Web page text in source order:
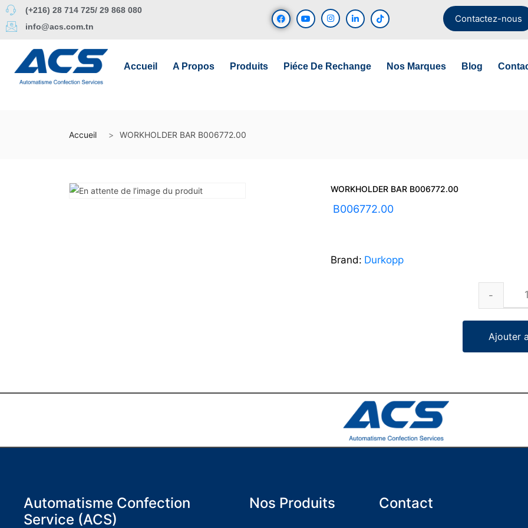
(+216) 28 714 725/ 29 868 080
info@acs.com.tn
Contactez-nous
Accueil A Propos Produits Piéce De Rechange Nos Marques Blog
Accueil WORKHOLDER BAR B006772.00
WORKHOLDER BAR B006772.00
B006772.00
Brand: Durkopp
Ajouter
Automatisme Confection
Service (ACS)
Nos Produits Contact